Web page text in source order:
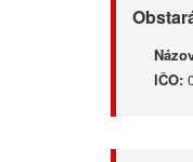
IČO: